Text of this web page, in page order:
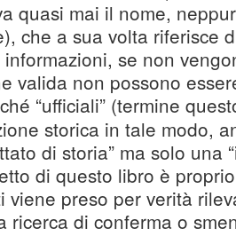
quasi mai il nome,
che a sua volta riferisce
se non
valida non possono
“ufficiali” (termine
storica in tale modo,
di storia” ma solo una
di questo libro è
viene preso per verità
ricerca di conferma o